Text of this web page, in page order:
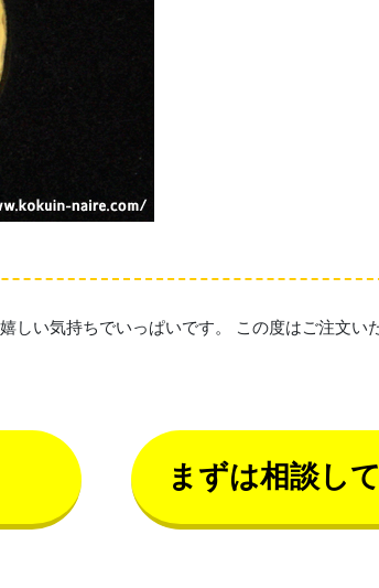
しい気持ちでいっぱいです。 この度はご注文い
まずは相談し